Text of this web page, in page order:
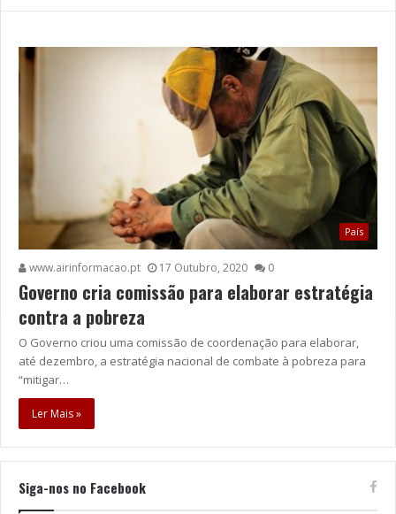
País
www.airinformacao.pt 17 Outubro, 2020 0
Governo cria comissão para elaborar estratégia
contra a pobreza
O Governo criou uma comissão de coordenação para elaborar,
até dezembro, a estratégia nacional de combate à pobreza para
“mitigar…
Ler Mais »
Siga-nos no Facebook